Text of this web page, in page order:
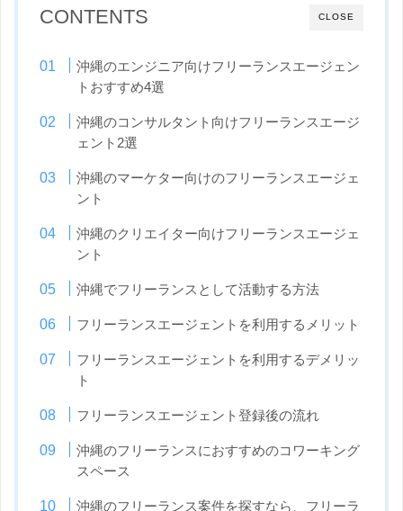
CLOSE
CONTENTS
沖縄のエンジニア向けフリーランスエージェン
トおすすめ4選
沖縄のコンサルタント向けフリーランスエージ
ェント2選
沖縄のマーケター向けのフリーランスエージェ
ント
沖縄のクリエイター向けフリーランスエージェ
ント
沖縄でフリーランスとして活動する方法
フリーランスエージェントを利用するメリット
フリーランスエージェントを利用するデメリッ
ト
フリーランスエージェント登録後の流れ
沖縄のフリーランスにおすすめのコワーキング
スペース
沖縄のフリーランス案件を探すなら、フリーラ